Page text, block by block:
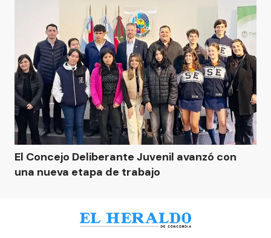
El Concejo Deliberante Juvenil avanzó con
una nueva etapa de trabajo